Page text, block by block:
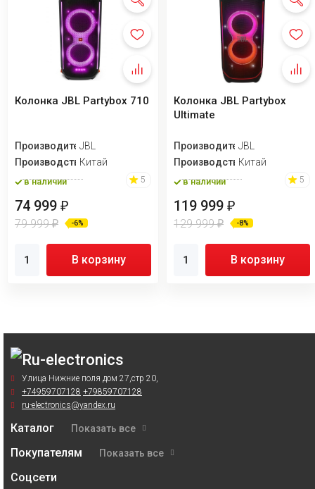
Колонка JBL Partybox 710
Производитель
JBL
ПроизводствоКитай
в наличии 5
74 999 ₽
79 999₽ -6%
В корзину
Колонка JBL Partybox
Ultimate
Производитель
JBL
ПроизводствоКитай
в наличии 5
119 999₽
129 999₽ -8%
В корзину
Улица Нижние поля дом 27,стр 20,
+74959707128 +79859707128
ru-electronics@yandex.ru
Каталог Показать все
Покупателям Показать все
Соцсети